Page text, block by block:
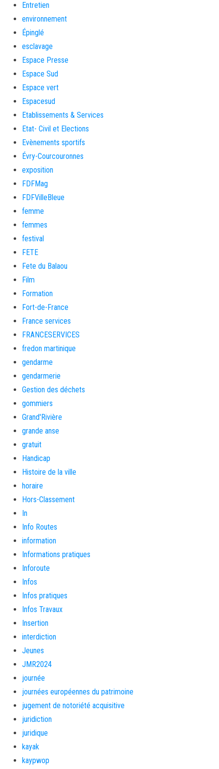
Entretien
environnement
Épinglé
esclavage
Espace Presse
Espace Sud
Espace vert
Espacesud
Etablissements & Services
Etat- Civil et Elections
Evènements sportifs
Évry-Courcouronnes
exposition
FDFMag
FDFVilleBleue
femme
femmes
festival
FETE
Fete du Balaou
Film
Formation
Fort-de-France
France services
FRANCESERVICES
fredon martinique
gendarme
gendarmerie
Gestion des déchets
gommiers
Grand'Rivière
grande anse
gratuit
Handicap
Histoire de la ville
horaire
Hors-Classement
In
Info Routes
information
Informations pratiques
Inforoute
Infos
Infos pratiques
Infos Travaux
Insertion
interdiction
Jeunes
JMR2024
journée
journées européennes du patrimoine
jugement de notoriété acquisitive
juridiction
juridique
kayak
kaypwop